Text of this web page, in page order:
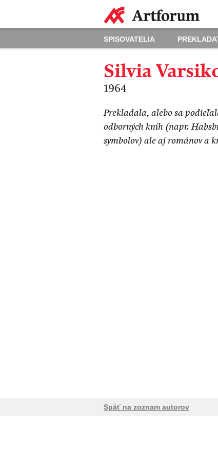
SPISOVATELIA
Silvia
1964
Prekladala, alebo sa
odborných kníh (napr.
symbolov) ale aj románov a
Späť na zoznam autorov